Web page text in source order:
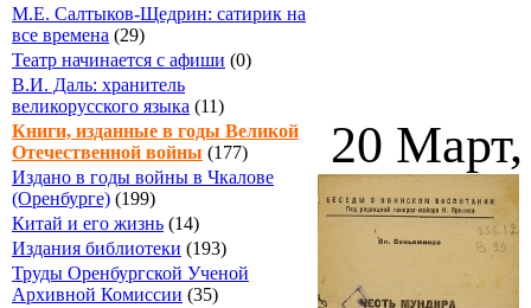
М.Е. Салтыков-Щедрин: сатирик на
все времена (29)
Театр начинается с афиши (0)
В.И. Даль: хранитель
великорусского языка (11)
Книги, изданные в годы Великой
Отечественной войны (177)
Издано в годы войны в Чкалове
(Оренбурге) (199)
Китай и его жизнь (14)
Издания библиотеки (193)
Труды Оренбургской Ученой
Архивной Комиссии (35)
20